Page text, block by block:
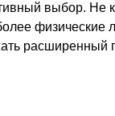
выбор. Не
физические
расширенный